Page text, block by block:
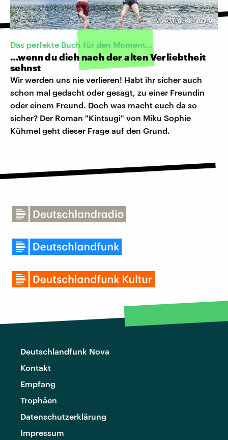
©Westend61 | imago
Das perfekte Buch für den Moment…
…wenn du dich nach der alten Verliebtheit
sehnst
Wir werden uns nie verlieren! Habt ihr sicher auch
schon mal gedacht oder gesagt, zu einer Freundin
oder einem Freund. Doch was macht euch da so
sicher? Der Roman "Kintsugi" von Miku Sophie
Kühmel geht dieser Frage auf den Grund.
Deutschlandfunk Nova
Kontakt
Empfang
Trophäen
Datenschutzerklärung
Impressum